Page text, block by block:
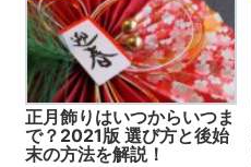
正月飾りはいつからいつま
で？2021版 選び方と後始
末の方法を解説！